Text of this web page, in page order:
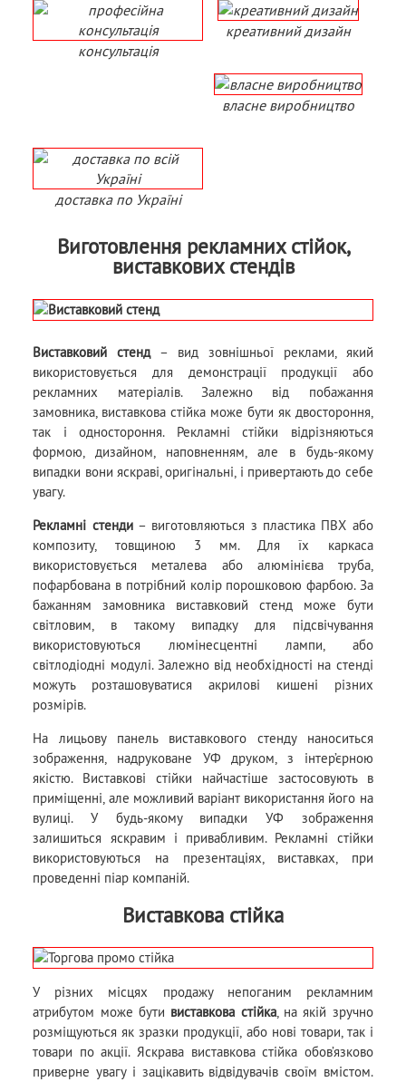
консультація
креативний дизайн
власне виробництво
доставка по Україні
Виготовлення рекламних стійок,
виставкових стендів
Виставковий стенд– вид зовнішньої реклами, який
використовується для демонстрації продукції або
рекламних матеріалів. Залежно від побажання
замовника, виставкова стійка може бути як двостороння,
так і одностороння. Рекламні стійки відрізняються
формою, дизайном, наповненням, але в будь-якому
випадки вони яскраві, оригінальні, і привертають до себе
увагу.
Рекламні стенди– виготовляються з пластика ПВХ або
композиту, товщиною 3 мм. Для їх каркаса
використовується металева або алюмінієва труба,
пофарбована в потрібний колір порошковою фарбою. За
бажанням замовника виставковий стенд може бути
світловим, в такому випадку для підсвічування
використовуються люмінесцентні лампи, або
світлодіодні модулі. Залежно від необхідності на стенді
можуть розташовуватися акрилові кишені різних
розмірів.
На лицьову панель виставкового стенду наноситься
зображення, надруковане УФ друком, з інтер’єрною
якістю. Виставкові стійки найчастіше застосовують в
приміщенні, але можливий варіант використання його на
вулиці. У будь-якому випадки УФ зображення
залишиться яскравим і привабливим. Рекламні стійки
використовуються на презентаціях, виставках, при
проведенні піар компаній.
Виставкова стійка
У різних місцях продажу непоганим рекламним
атрибутом може бути виставкова стійка, на якій зручно
розміщуються як зразки продукції, або нові товари, так і
товари по акції. Яскрава виставкова стійка обов’язково
приверне увагу і зацікавить відвідувачів своїм вмістом.